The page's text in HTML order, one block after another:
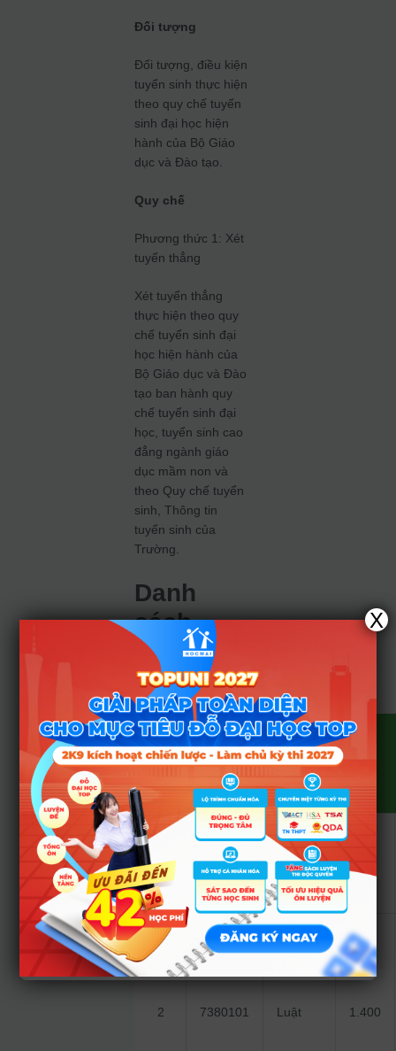
Đối tượng
Đối tượng, điều kiện
tuyển sinh thực hiện
theo quy chế tuyển
sinh đại học hiện
hành của Bộ Giáo
dục và Đào tạo.
Quy chế
Phương thức 1: Xét
tuyển thẳng
Xét tuyển thẳng
thực hiện theo quy
chế tuyển sinh đại
học hiện hành của
Bộ Giáo dục và Đào
tạo ban hành quy
chế tuyển sinh đại
học, tuyển sinh cao
đẳng ngành giáo
dục mầm non và
theo Quy chế tuyển
sinh, Thông tin
tuyển sinh của
Trường.
Danh
sách
ngành
đào tạo
STT
Mã
ngành
Tên
ngành
1 7220201
Ngôn
ngữ
Anh
2 7380101 Luật 1.400
X